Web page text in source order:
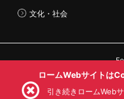
文化・社会
ロームWebサイトは
引き続きロームWeb